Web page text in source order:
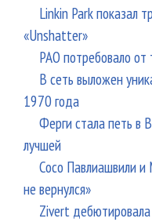
Linkin Park показал
«Unshatter»
РАО потребовало
В сеть выложен
1970 года
Ферги стала петь в
лучшей
Сосо Павлиашвили
не вернулся»
Zivert